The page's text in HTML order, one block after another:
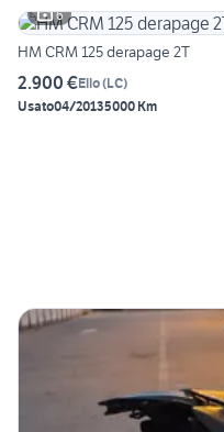
6
HM CRM 125 derapage 2T
2.900 €Ello(LC)
Usato04/20135000 Km